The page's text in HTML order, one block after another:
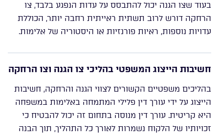
בעוד שצו הגנה יכול להתבסס על עדות הנפגע בלבד, צו
הרחקה דורש לרוב תשתית ראייתית רחבה יותר, הכוללת
עדויות נוספות, ראיות פורנזיות או היסטוריה של אלימות.
חשיבות הייצוג המשפטי בהליכי צו הגנה וצו הרחקה
בהליכים משפטיים הקשורים לצווי הגנה והרחקה, חשיבות
הייצוג על ידי עורך דין פלילי המתמחה באלימות במשפחה
היא קריטית. עורך דין מנוסה בתחום זה יכול להבטיח כי
זכויותיו של הלקוח נשמרות לאורך כל התהליך, תוך הבנה